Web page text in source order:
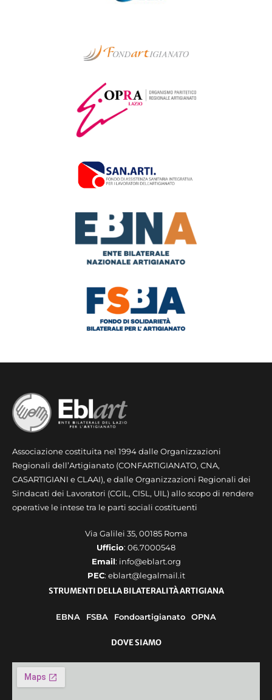
Associazione costituita nel 1994 dalle Organizzazioni
Regionali dell’Artigianato (CONFARTIGIANATO, CNA,
CASARTIGIANI e CLAAI), e dalle Organizzazioni Regionali dei
Sindacati dei Lavoratori (CGIL, CISL, UIL) allo scopo di rendere
operative le intese tra le parti sociali costituenti
Via Galilei 35, 00185 Roma
Ufficio: 06.7000548
Email: info@eblart.org
PEC: eblart@legalmail.it
STRUMENTI DELLA BILATERALITÀ ARTIGIANA
EBNA FSBA Fondoartigianato OPNA
DOVE SIAMO